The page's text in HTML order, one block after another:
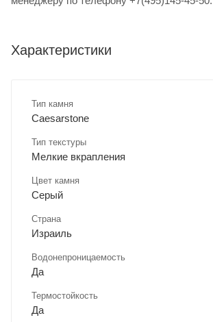
Характеристики
Тип камня
Caesarstone
Тип текстуры
Мелкие вкрапления
Цвет камня
Серый
Страна
Израиль
Водонепроницаемость
Да
Термостойкость
Да